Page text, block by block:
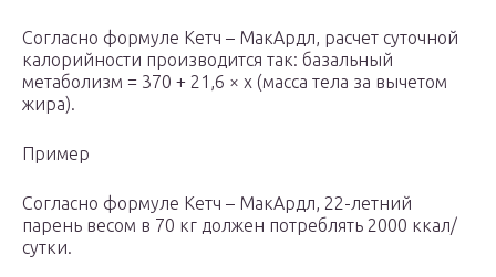
Согласно формуле Кетч – МакАрдл, расчет суточной
калорийности производится так: базальный
метаболизм = 370 + 21,6 × х (масса тела за вычетом
жира).
Пример
Согласно формуле Кетч – МакАрдл, 22-летний
парень весом в 70 кг должен потреблять 2000 ккал/
сутки.